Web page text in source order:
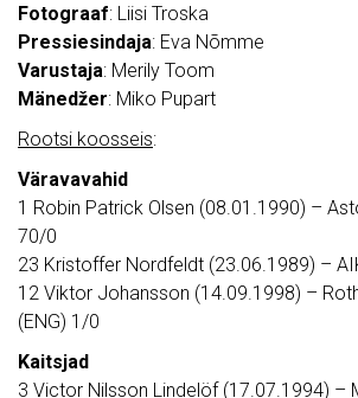
Fotograaf: Liisi Troska
Pressiesindaja: Eva Nõmme
Varustaja: Merily Toom
Mänedžer: Miko Pupart
Rootsi koosseis:
Väravavahid
1 Robin Patrick Olsen (08.01.1990) –
70/0
23 Kristoffer Nordfeldt (23.06.1989) –
12 Viktor Johansson (14.09.1998) –
(ENG) 1/0
Kaitsjad
3 Victor Nilsson Lindelöf (17.07.1994) –